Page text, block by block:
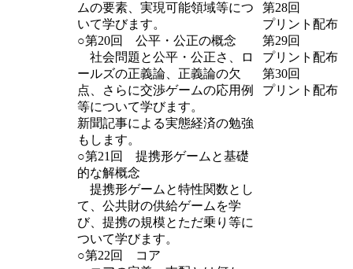
ムの要素、実現可能領域等につ
いて学びます。
○第20回 公平・公正の概念
社会問題と公平・公正さ、ロ
ールズの正義論、正義論の欠
点、さらに交渉ゲームの応用例
等について学びます。
新聞記事による実態経済の勉強
もします。
○第21回 提携形ゲームと基礎
的な解概念
提携形ゲームと特性関数とし
て、公共財の供給ゲームを学
び、提携の規模とただ乗り等に
ついて学びます。
○第22回 コア
第28回
プリント配布
第29回
プリント配布
第30回
プリント配布